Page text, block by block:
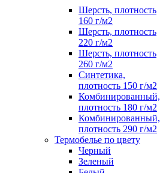
Шерсть, плотность
160 г/м2
Шерсть, плотность
220 г/м2
Шерсть, плотность
260 г/м2
Синтетика,
плотность 150 г/м2
Комбинированный,
плотность 180 г/м2
Комбинированный,
плотность 290 г/м2
Термобелье по цвету
Черный
Зеленый